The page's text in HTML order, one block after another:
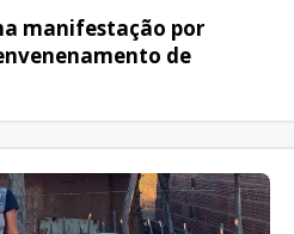
manifestação por
de